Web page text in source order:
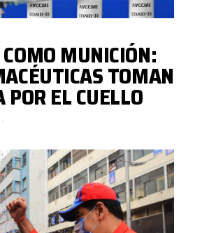
MUNICIÓN:
TOMAN
POR EL CUELLO